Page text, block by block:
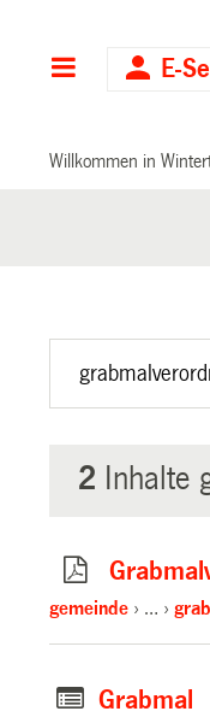
E-
Willkommen in
2 Inhalte
gemeinde …
Grabmal